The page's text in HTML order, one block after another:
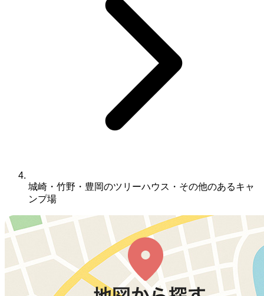
城崎・竹野・豊岡のツリーハウス・その他のあるキャ
ンプ場